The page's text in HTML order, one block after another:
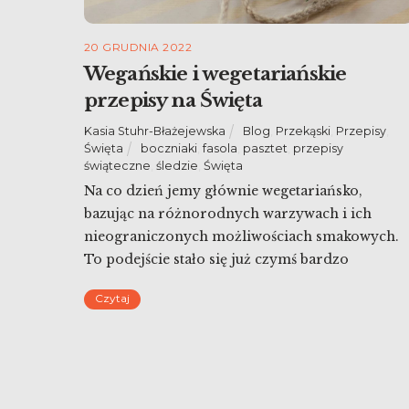
20 GRUDNIA 2022
Wegańskie i wegetariańskie
przepisy na Święta
Kasia Stuhr-Błażejewska Blog Przekąski, Przepisy,
Święta
boczniaki, fasola pasztet przepisy
świąteczne śledzie Święta
Na co dzień jemy głównie wegetariańsko,
bazując na różnorodnych warzywach i ich
nieograniczonych możliwościach smakowych.
To podejście stało się już czymś bardzo
przekąską jest kiszony ogórek lub pokrojone w
Czytaj